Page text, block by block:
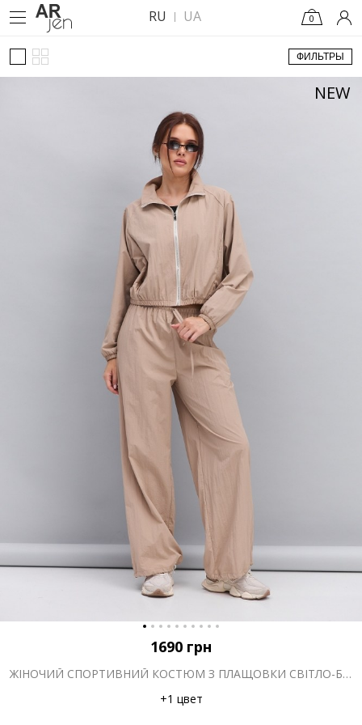
RU UA 0
ФИЛЬТРЫ
NEW
1690 грн
ЖІНОЧИЙ СПОРТИВНИЙ КОСТЮМ З ПЛАЩОВКИ СВІТЛО-БЕЖЕВИЙ
+1 цвет